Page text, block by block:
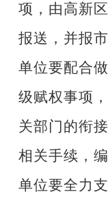
项，由高新区
报送，并报
单位要配合
级赋权事项
关部门的衔
相关手续，
单位要全力